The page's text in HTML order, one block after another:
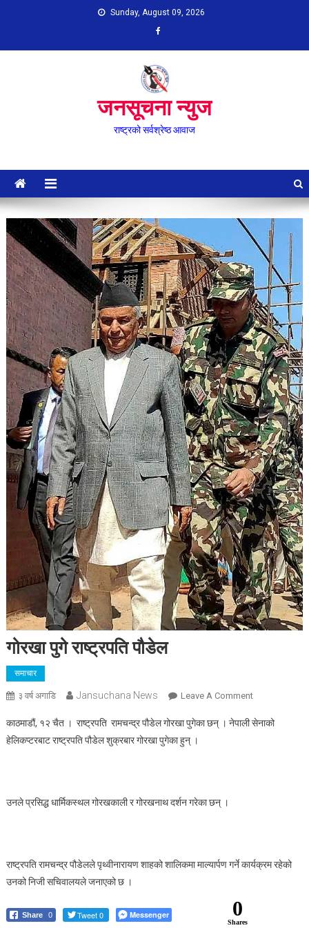
Sunday, August 09, 2026
जनसूचना न्युज
राष्ट्रको सर्वश्रेष्ठ आवाज
गोरखा पुगे राष्ट्रपति पौडेल
समाचार
३ वर्ष अगाडि Jansuchana News Leave A CommentOn
पुगे
काठमाडौं, १२ चैत । राष्ट्रपति रामचन्द्र पौडेल गोरखा पुगेका छन् । नेपाली सेनाको
हेलिकप्टरबाट राष्ट्रपति पौडेल शुक्रबार गोरखा पुगेका हुन् ।
उनले प्रसिद्ध धार्मिकस्थल गोरखकाली र गोरखनाथ दर्शन गरेका छन् ।
राष्ट्रपति रामचन्द्र पौडेलले पृथ्वीनारायण शाहको शालिकमा माल्यार्पण गर्ने कार्यक्रम रहेको
उनको निजी सचिवालयले जनाएको छ ।
Share 0 Tweet 0 Messenger 0
Shares